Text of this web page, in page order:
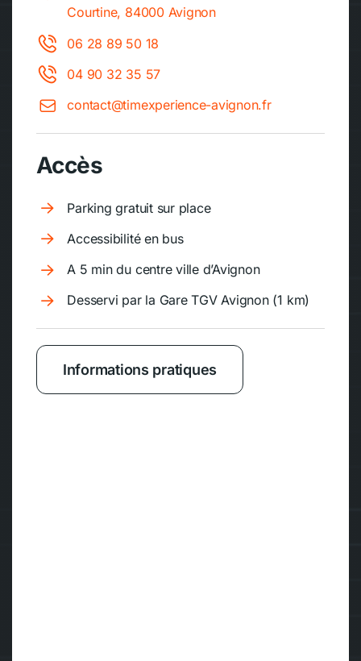
Courtine, 84000 Avignon
06 28 89 50 18
04 90 32 35 57
contact@timexperience-avignon.fr
Accès
Parking gratuit sur place
Accessibilité en bus
A 5 min du centre ville d’Avignon
Desservi par la Gare TGV Avignon (1 km)
Informations pratiques